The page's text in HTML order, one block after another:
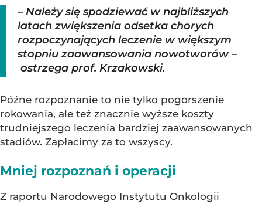
– Należy się spodziewać w najbliższych
latach zwiększenia odsetka chorych
rozpoczynających leczenie w większym
stopniu zaawansowania nowotworów –
ostrzega prof. Krzakowski.
Późne rozpoznanie to nie tylko pogorszenie
rokowania, ale też znacznie wyższe koszty
trudniejszego leczenia bardziej zaawansowanych
stadiów. Zapłacimy za to wszyscy.
Mniej rozpoznań i operacji
Z raportu Narodowego Instytutu Onkologii